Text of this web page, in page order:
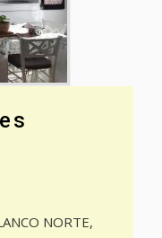
NORTE,